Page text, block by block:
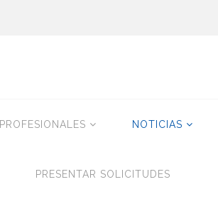
PROFESIONALES NOTICIAS
PRESENTAR SOLICITUDES